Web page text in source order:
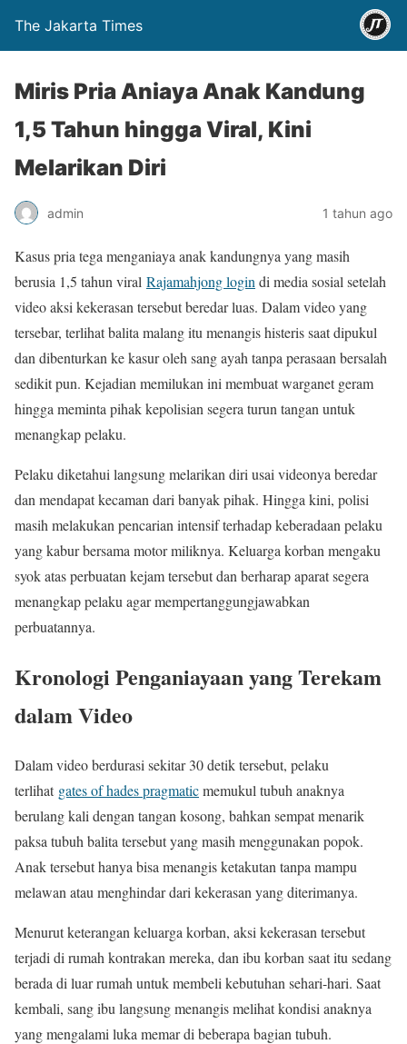
The Jakarta Times
Miris Pria Aniaya Anak Kandung
1,5 Tahun hingga Viral, Kini
Melarikan Diri
admin 1 tahun ago
Kasus pria tega menganiaya anak kandungnya yang masih
berusia 1,5 tahun viral Rajamahjong login di media sosial setelah
video aksi kekerasan tersebut beredar luas. Dalam video yang
tersebar, terlihat balita malang itu menangis histeris saat dipukul
dan dibenturkan ke kasur oleh sang ayah tanpa perasaan bersalah
sedikit pun. Kejadian memilukan ini membuat warganet geram
hingga meminta pihak kepolisian segera turun tangan untuk
menangkap pelaku.
Pelaku diketahui langsung melarikan diri usai videonya beredar
dan mendapat kecaman dari banyak pihak. Hingga kini, polisi
masih melakukan pencarian intensif terhadap keberadaan pelaku
yang kabur bersama motor miliknya. Keluarga korban mengaku
syok atas perbuatan kejam tersebut dan berharap aparat segera
menangkap pelaku agar mempertanggungjawabkan
perbuatannya.
Kronologi Penganiayaan yang Terekam
dalam Video
Dalam video berdurasi sekitar 30 detik tersebut, pelaku
terlihat gates of hades pragmaticmemukul tubuh anaknya
berulang kali dengan tangan kosong, bahkan sempat menarik
paksa tubuh balita tersebut yang masih menggunakan popok.
Anak tersebut hanya bisa menangis ketakutan tanpa mampu
melawan atau menghindar dari kekerasan yang diterimanya.
Menurut keterangan keluarga korban, aksi kekerasan tersebut
terjadi di rumah kontrakan mereka, dan ibu korban saat itu sedang
berada di luar rumah untuk membeli kebutuhan sehari-hari. Saat
kembali, sang ibu langsung menangis melihat kondisi anaknya
yang mengalami luka memar di beberapa bagian tubuh.